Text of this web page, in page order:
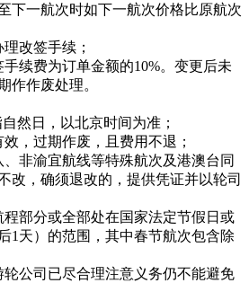
下一航次时如下一航次价格比原航次
改签手续；
续费为订单金额的10%。变更后未
作作废处理。
然日，以北京时间为准；
，过期作废，且费用不退；
非渝宜航线等特殊航次及港澳台同
改，确须退改的，提供凭证并以轮司
部分或全部处在国家法定节假日或
1天）的范围，其中春节航次包含除
公司已尽合理注意义务仍不能避免